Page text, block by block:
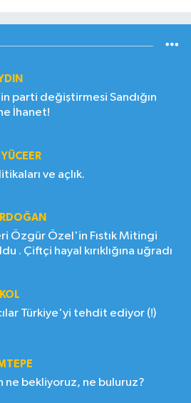
parti değiştirmesi Sandığın
İhanet!
ve açlık.
Özgür Özel'in Fıstık Mitingi
. Çiftçi hayal kırıklığına uğradı
Türkiye'yi tehdit ediyor (!)
ne bekliyoruz, ne buluruz?